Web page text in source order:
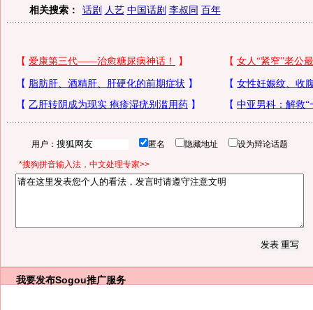
相关搜索： 话剧 人艺 中国话剧 李叔同 百年
用户： 匿名 隐藏地址 设为辩论话题
*搜狗拼音输入法，中文处理专家>>
我要发布Sogou推广服务